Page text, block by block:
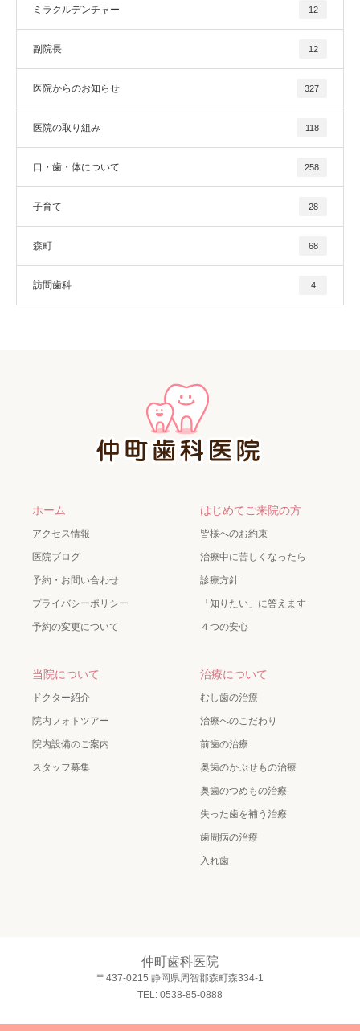
ミラクルデンチャー 12
副院長 12
医院からのお知らせ 327
医院の取り組み 118
口・歯・体について 258
子育て 28
森町 68
訪問歯科 4
ホーム
アクセス情報
医院ブログ
予約・お問い合わせ
プライバシーポリシー
予約の変更について
はじめてご来院の方
皆様へのお約束
治療中に苦しくなったら
診療方針
「知りたい」に答えます
４つの安心
当院について
ドクター紹介
院内フォトツアー
院内設備のご案内
スタッフ募集
治療について
むし歯の治療
治療へのこだわり
前歯の治療
奥歯のかぶせもの治療
奥歯のつめもの治療
失った歯を補う治療
歯周病の治療
入れ歯
仲町歯科医院
〒437-0215 静岡県周智郡森町森334-1
TEL: 0538-85-0888